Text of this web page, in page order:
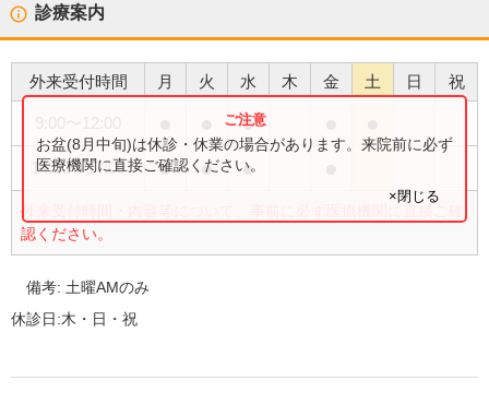
診療案内
外来受付時間 月 火 水 木 金 土 日 祝
●
14:00〜17:00 ● ● ●
外来受付時間・内容等について、事前に必ず医療機関に直接ご確
認ください。
お盆(8月中旬)は休診・休業の場合があります。来院前に必ず
医療機関に直接ご確認ください。
×閉じる
備考: 土曜AMのみ
休診日:木・日・祝